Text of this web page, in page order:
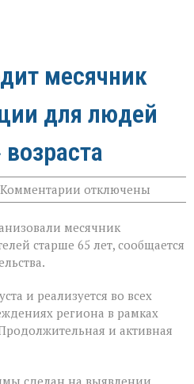
месячник
для людей
Комментарии к
записи
Дону
проходит
месячник
людей
«серебряного»
возраста
отключены
месячник
старше 65 лет, сообщается
и реализуется во всех
региона в рамках
и активная